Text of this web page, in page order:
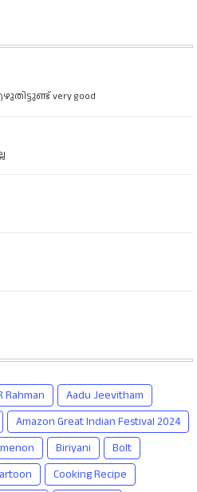
very good
Rahman
Aadu Jeevitham
Amazon Great Indian Festival 2024
Biriyani
Bolt
Cooking Recipe